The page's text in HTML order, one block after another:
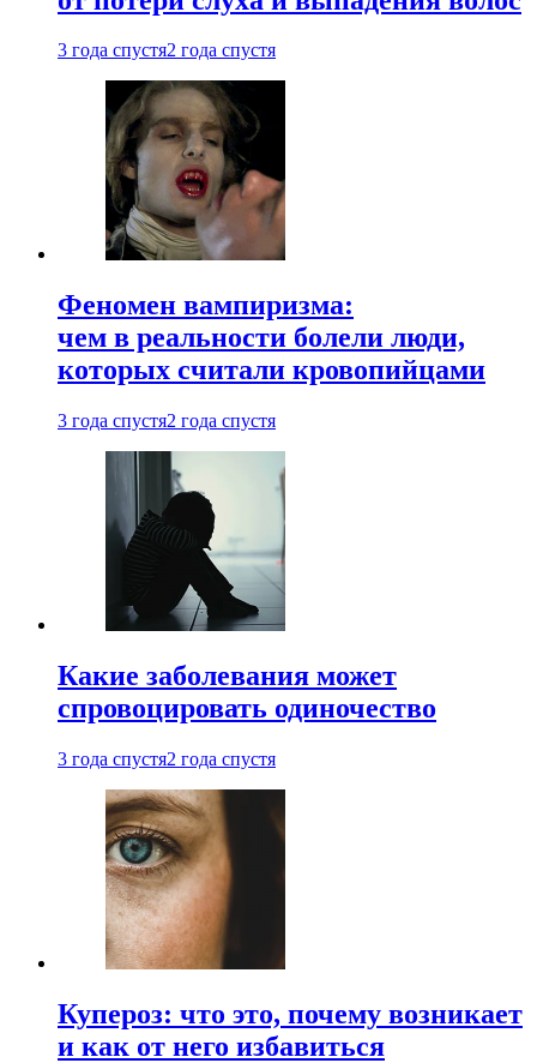
3 года спустя2 года спустя
Феномен вампиризма:
чем в реальности болели люди,
которых считали кровопийцами
3 года спустя2 года спустя
Какие заболевания может
спровоцировать одиночество
3 года спустя2 года спустя
Купероз: что это, почему возникает
и как от него избавиться